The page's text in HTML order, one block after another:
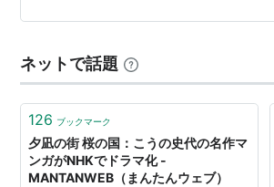
ネットで話題
126 ブックマーク
夕凪の街 桜の国：こうの史代の名作マ
ンガがNHKでドラマ化 -
MANTANWEB（まんたんウェブ）